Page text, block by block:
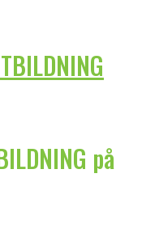
på